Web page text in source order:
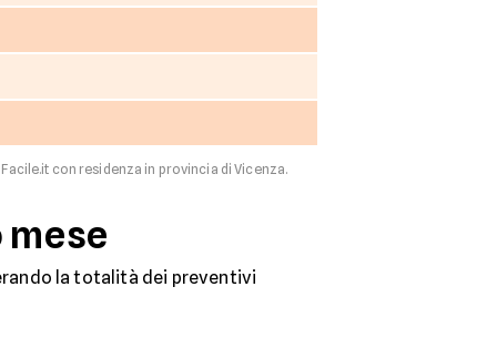
con residenza in provincia di Vicenza.
la totalità dei preventivi